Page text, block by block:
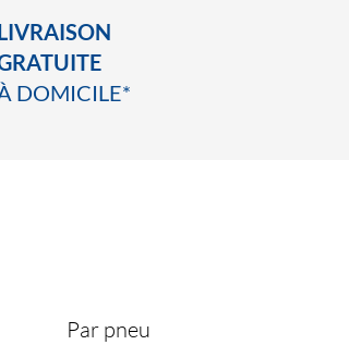
DOMICILE*
Par pneu